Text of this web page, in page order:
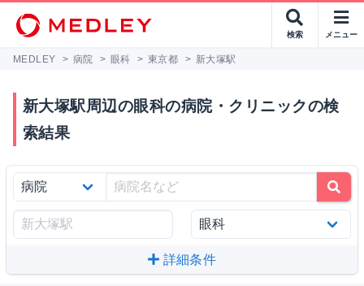
検索 メニュー
MEDLEY > 病院 > 眼科 > 東京都 > 新大塚駅
新大塚駅周辺の眼科の病院・クリニックの検
索結果
詳細条件